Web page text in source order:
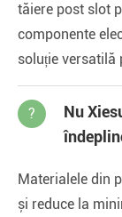
tăiere post slot
componente
soluție versatilă
?
Nu
Materialele din
și reduce la